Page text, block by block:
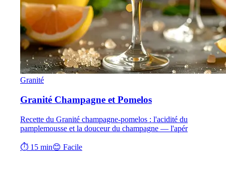
Granité
Granité Champagne et Pomelos
Recette du Granité champagne-pomelos : l'acidité du
pamplemousse et la douceur du champagne — l'apér
⏱ 15 min😊 Facile